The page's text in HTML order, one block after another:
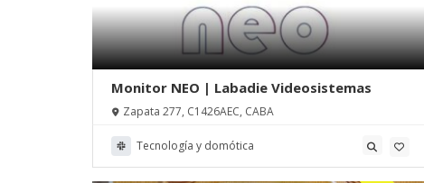
Monitor NEO | Labadie Videosistemas
Zapata 277, C1426AEC, CABA
Tecnología y domótica